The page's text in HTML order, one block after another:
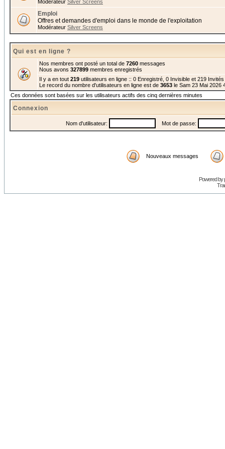
Modérateur Silver Screens
Emploi
Offres et demandes d'emploi dans le monde de l'exploitation
Modérateur Silver Screens
Qui est en ligne ?
Nos membres ont posté un total de 7260 messages
Nous avons 327899 membres enregistrés
Il y a en tout 219 utilisateurs en ligne :: 0 Enregistré, 0 Invisible et 219
Le record du nombre d'utilisateurs en ligne est de 3653 le Sam 23 Mai 2026
Ces données sont basées sur les utilisateurs actifs des cinq dernières minutes
Connexion
Nom d'utilisateur: Mot de passe:
Nouveaux messages
Powered by